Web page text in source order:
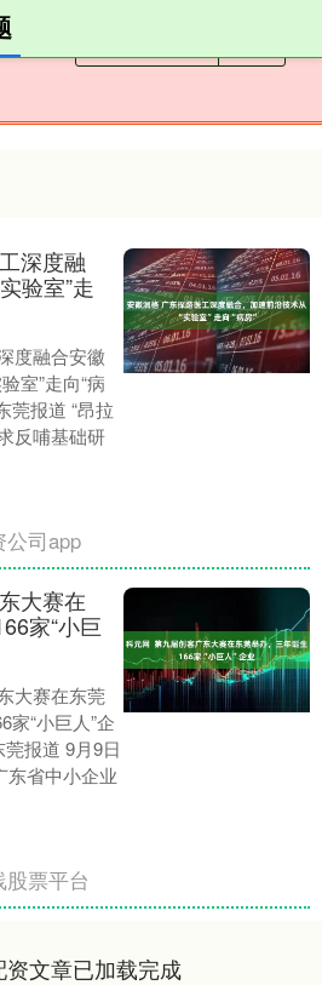
深度融
验室”走
度融合安徽
室”走向“病
莞报道 “昂拉
反哺基础研
公司app
大赛在
家“小巨
大赛在东莞
“小巨人”企
报道 9月9日
东省中小企业
股票平台
资文章已加载完成